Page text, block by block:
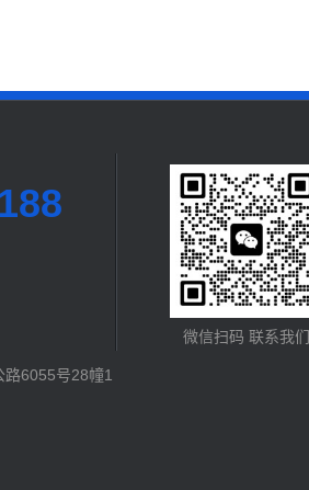
6055号28幢1
微信扫码 联系我们